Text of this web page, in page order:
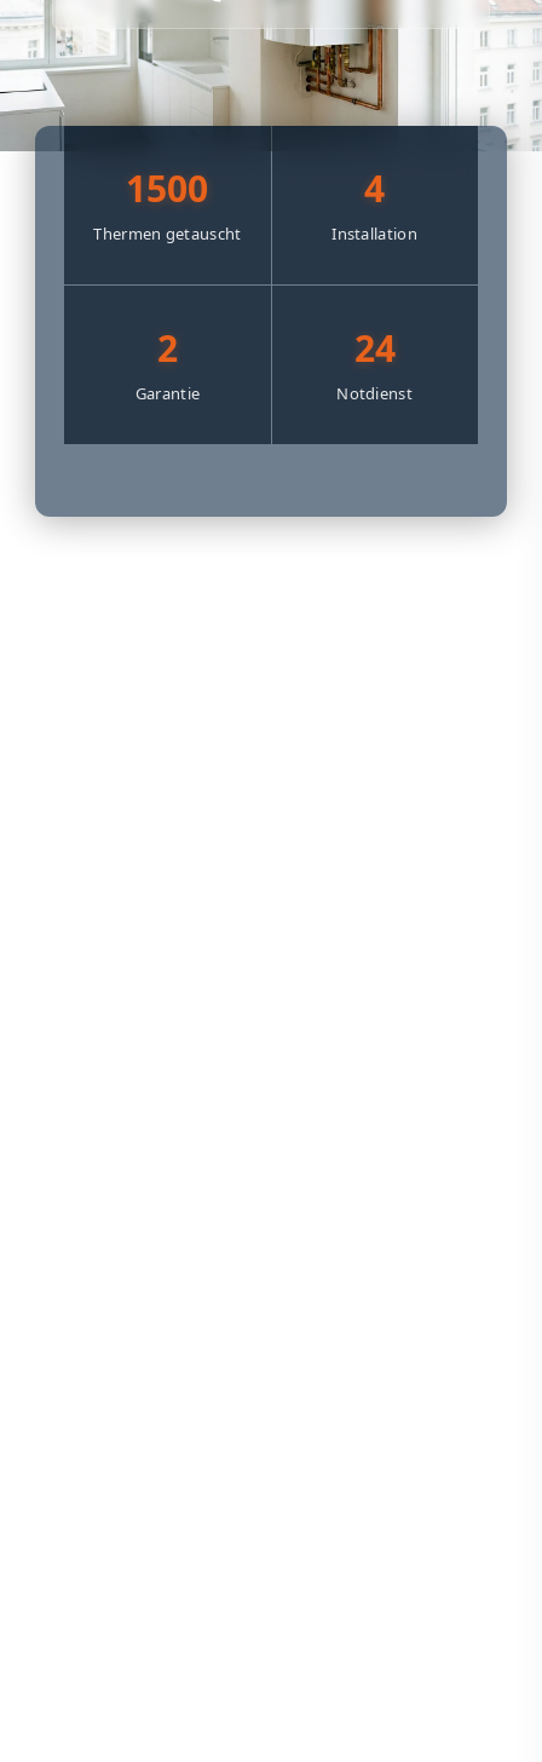
1500
Thermen getauscht
4
Installation
2
Garantie
24
Notdienst